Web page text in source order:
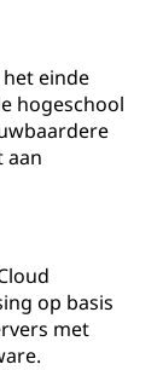
einde
hogeschool
aan
op basis
met